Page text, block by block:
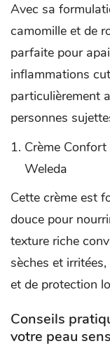
Avec sa
camomille et de
parfaite pour
inflammations
particulièrement
personnes
Crème
Weleda
Cette crème est
douce pour
texture riche
sèches et
et de protection
Conseils
votre peau